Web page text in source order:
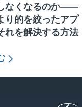
なくなるのか――
り的を絞ったアプ
れを解決する方法